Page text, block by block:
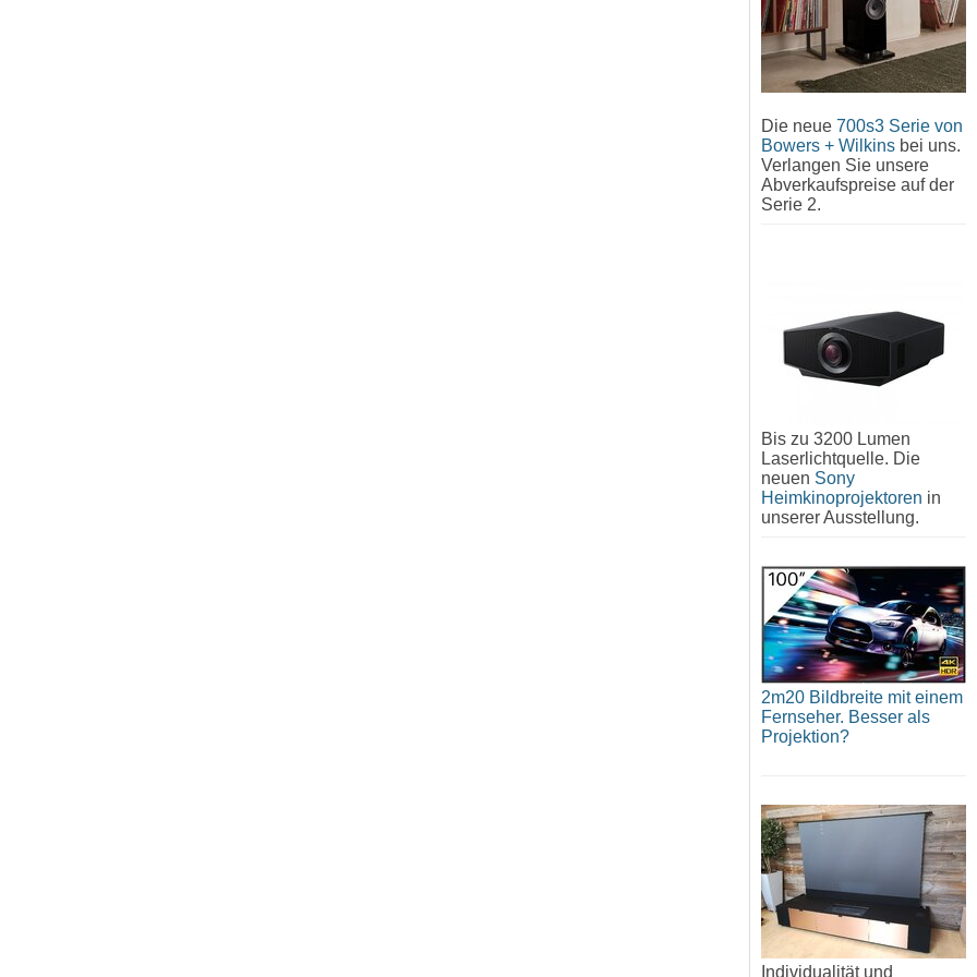
Die neue 700s3 Serie von
Bowers + Wilkins bei uns.
Verlangen Sie unsere
Abverkaufspreise auf der
Serie 2.
Bis zu 3200 Lumen
Laserlichtquelle. Die
neuen Sony
Heimkinoprojektoren in
unserer Ausstellung.
2m20 Bildbreite mit einem
Fernseher. Besser als
Projektion?
Individualität und